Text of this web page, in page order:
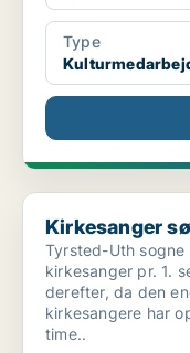
Type
Kirkesanger søges til
Kirkesanger
Tyrsted-Uth sogne
kirkesanger pr. 1.
derefter, da den
kirkesangere har
time..